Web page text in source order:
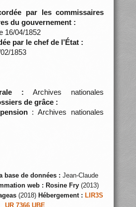
par les commissaires
du gouvernement :
16/04/1852
par le chef de l’État :
1853
: Archives nationales
de grâce :
: Archives nationales
base de données : Jean-Claude
web : Rosine Fry(2013)
(2018) Hébergement : LIR3S
UR 7366 UBE